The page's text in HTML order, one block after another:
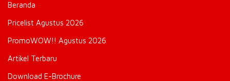
Beranda
Pricelist Agustus 2026
PromoWOW!! Agustus 2026
Artikel Terbaru
Download E-Brochure
Beranda
Konsumen
» Attachment : Begini TOYOTA AGUNG AUTOMALL
Manjakan Konsumen
AUTOMALL Manjakan